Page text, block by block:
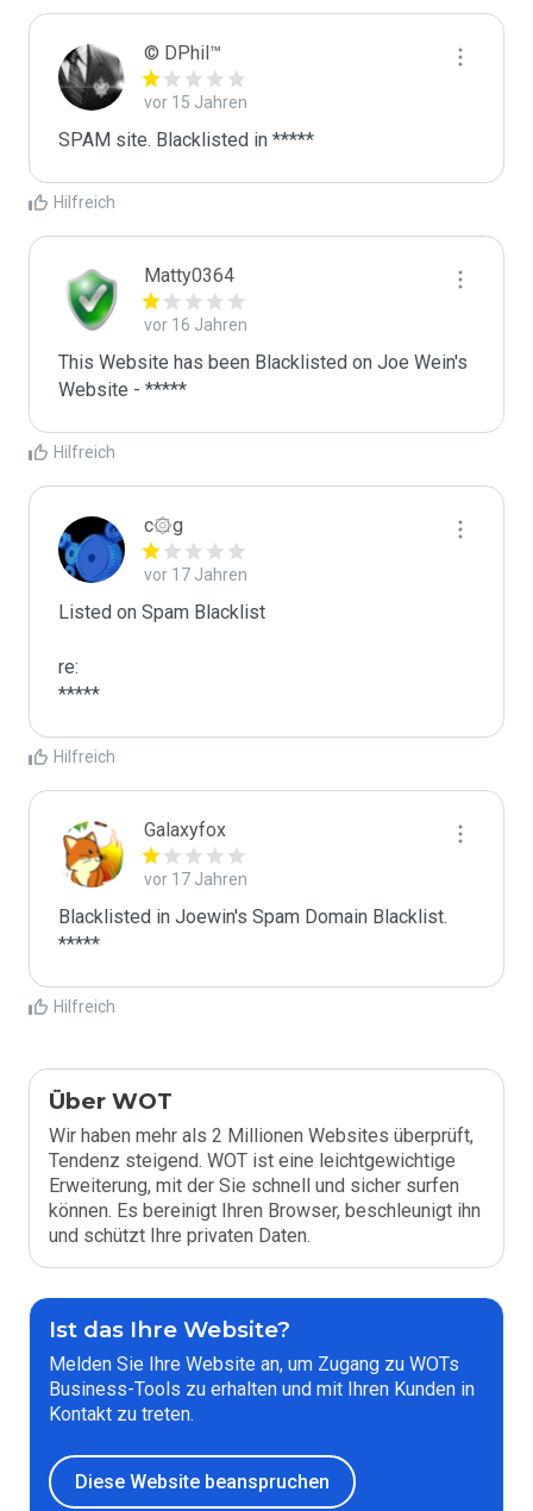
© DPhil™
vor 15 Jahren
SPAM site. Blacklisted in *****
Hilfreich
Matty0364
vor 16 Jahren
This Website has been Blacklisted on Joe Wein's
Website - *****
Hilfreich
c۞g
vor 17 Jahren
Listed on Spam Blacklist
re:
*****
Hilfreich
Galaxyfox
vor 17 Jahren
Blacklisted in Joewin's Spam Domain Blacklist.
*****
Hilfreich
Über WOT
Wir haben mehr als 2 Millionen Websites überprüft,
Tendenz steigend. WOT ist eine leichtgewichtige
Erweiterung, mit der Sie schnell und sicher surfen
können. Es bereinigt Ihren Browser, beschleunigt ihn
und schützt Ihre privaten Daten.
Ist das Ihre Website?
Melden Sie Ihre Website an, um Zugang zu WOTs
Business-Tools zu erhalten und mit Ihren Kunden in
Kontakt zu treten.
Diese Website beanspruchen